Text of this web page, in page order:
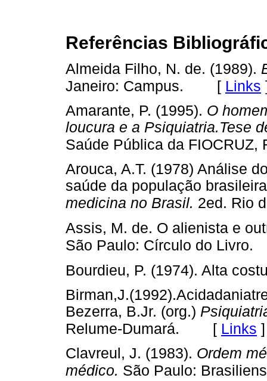
Referências
Almeida Filho, N. de. (1989).
Janeiro: Campus. [ Links
Amarante, P. (1995). O
loucura e a Psiquiatria.Tese
Saúde Pública da FIOCRUZ,
Arouca, A.T. (1978) Análise
saúde da população
medicina no Brasil. 2ed. Rio
Assis, M. de. O alienista e
São Paulo: Círculo do Livro.
Bourdieu, P. (1974). Alta
Bezerra, B.Jr. (org.)
Relume-Dumará. [ Links ]
Clavreul, J. (1983). Ordem
médico. São Paulo: